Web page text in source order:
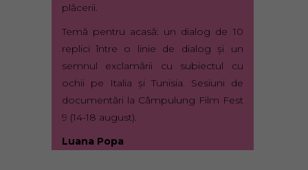
plăcerii.
Temă pentru acasă: un dialog de 10
replici între o linie de dialog şi un
semnul exclamării cu subiectul cu
ochii pe Italia şi Tunisia. Sesiuni de
documentări la Câmpulung Film Fest
9 (14-18 august).
Luana Popa